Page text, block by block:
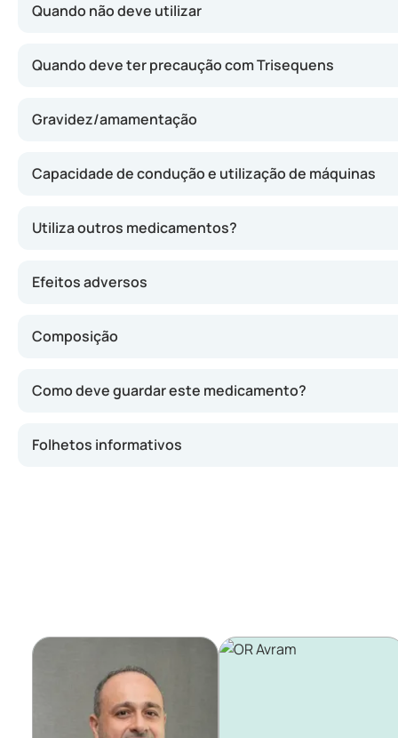
Quando não deve utilizar
Quando deve ter precaução com Trisequens
Gravidez/amamentação
Capacidade de condução e utilização de máquinas
Utiliza outros medicamentos?
Efeitos adversos
Composição
Como deve guardar este medicamento?
Folhetos informativos